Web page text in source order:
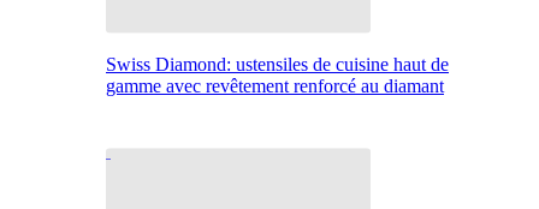
Swiss Diamond: ustensiles de cuisine haut de
gamme avec revêtement renforcé au diamant